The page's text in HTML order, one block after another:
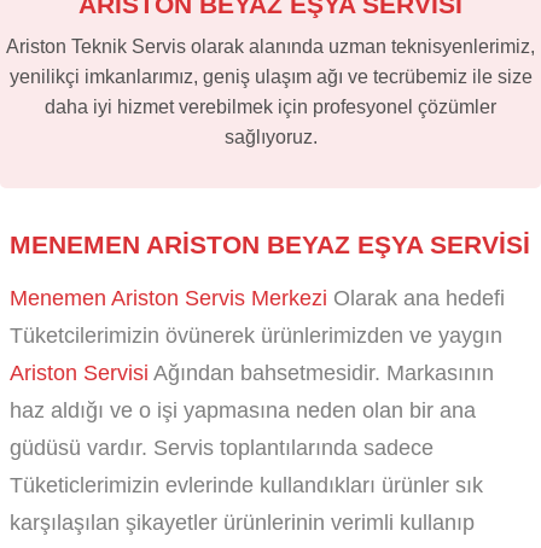
Ariston Teknik Servis olarak alanında uzman teknisyenlerimiz,
yenilikçi imkanlarımız, geniş ulaşım ağı ve tecrübemiz ile size
daha iyi hizmet verebilmek için profesyonel çözümler
sağlıyoruz.
MENEMEN ARISTON BEYAZ EŞYA SERVISI
Menemen Ariston Servis Merkezi Olarak ana hedefi
Tüketcilerimizin övünerek ürünlerimizden ve yaygın
Ariston Servisi Ağından bahsetmesidir. Markasının
haz aldığı ve o işi yapmasına neden olan bir ana
güdüsü vardır. Servis toplantılarında sadece
Tüketiclerimizin evlerinde kullandıkları ürünler sık
karşılaşılan şikayetler ürünlerinin verimli kullanıp